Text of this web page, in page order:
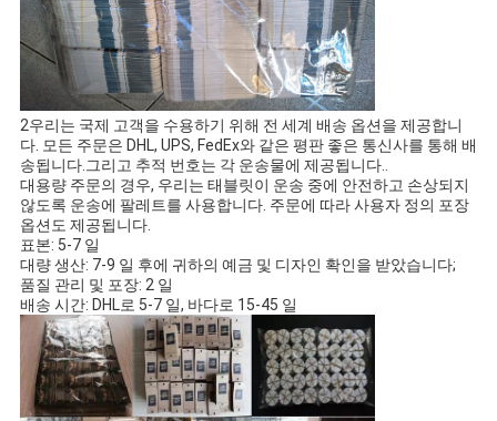
2우리는 국제 고객을 수용하기 위해 전 세계 배송 옵션을 제공합니
다. 모든 주문은 DHL, UPS, FedEx와 같은 평판 좋은 통신사를 통해 배
송됩니다.그리고 추적 번호는 각 운송물에 제공됩니다..
대용량 주문의 경우, 우리는 태블릿이 운송 중에 안전하고 손상되지
않도록 운송에 팔레트를 사용합니다. 주문에 따라 사용자 정의 포장
옵션도 제공됩니다.
표본: 5-7 일
대량 생산: 7-9 일 후에 귀하의 예금 및 디자인 확인을 받았습니다;
품질 관리 및 포장: 2 일
배송 시간: DHL로 5-7 일, 바다로 15-45 일